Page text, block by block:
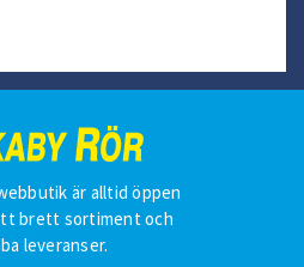
är alltid öppen
brett sortiment och
leveranser.